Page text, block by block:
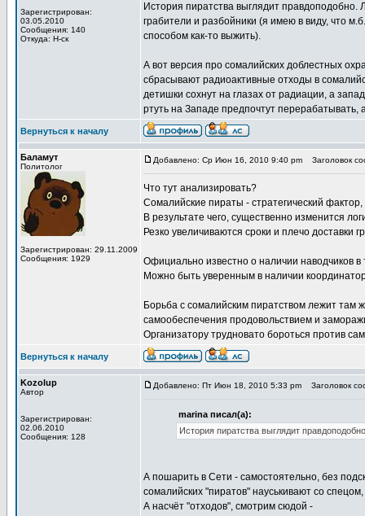
Зарегистрирован:
03.05.2010
Сообщения: 140
Откуда: Н-ск
История пиратства выглядит правдоподобно.
грабители и разбойники (я имею в виду, что
способом как-то выжить).
А вот версия про сомалийских доблестных
сбрасывают радиоактивные отходы в
детишки сохнут на глазах от радиации, а
ртуть на Западе предпочтут перерабатывать,
Вернуться к началу
Баламут
Политолог
Зарегистрирован: 29.11.2009
Сообщения: 1929
Добавлено: Ср Июн 16, 2010 9:40 pm Заголовок
Что тут анализировать?
Сомалийские пираты - стратегический
В результате чего, существенно изменится
Резко увеличиваются сроки и плечо доставки
Официально известно о наличии наводчиков в
Можно быть уверенным в наличии
Борьба с сомалийским пиратством лежит там
самообеспечения продовольствием и
Организатору трудновато бороться против
Вернуться к началу
Kozolup
Автор
Зарегистрирован:
02.06.2010
Сообщения: 128
Добавлено: Пт Июн 18, 2010 5:33 pm Заголовок
marina писал(а):
История пиратства выглядит
А пошарить в Сети - самостоятельно, без
сомалийских "пиратов" науськивают со
А насчёт "отходов", смотрим сюдой -